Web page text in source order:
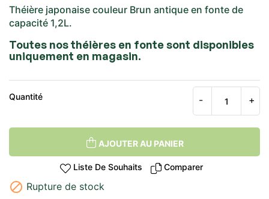
Théière japonaise couleur Brun antique en fonte de
capacité 1,2L.
Toutes nos théières en fonte sont disponibles
uniquement en magasin.
Quantité
AJOUTER AU PANIER
Liste De Souhaits Comparer
 Rupture de stock